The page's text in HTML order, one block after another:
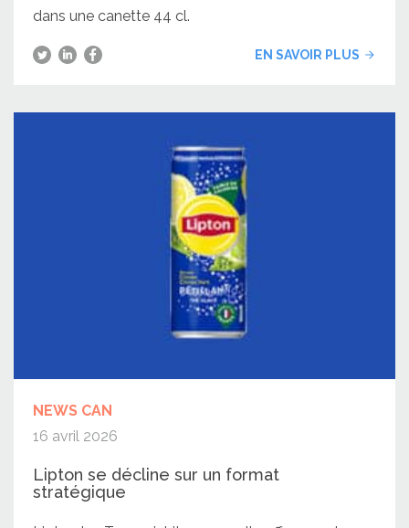
dans une canette 44 cl.
EN SAVOIR PLUS
NEWS CAN
16 avril 2026
Lipton se décline sur un format
stratégique